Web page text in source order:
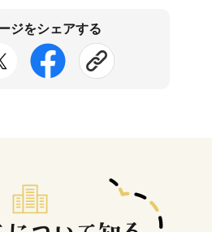
ジをシェアする